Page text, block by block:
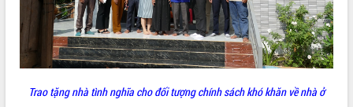
Trao tặng nhà tình nghĩa cho đối tượng chính sách khó khăn về nhà ở